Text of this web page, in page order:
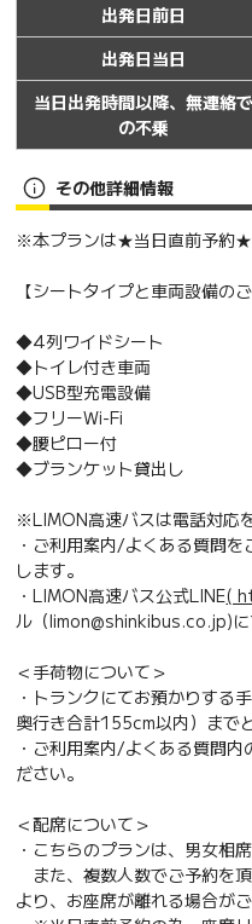
出発日前日
出発日当日
当日出発時間以降、無連絡で
の不乗
その他詳細情報
※本プランは★当日直前予約★
【シートタイプと車両設備のご
◆4列ワイドシート
◆トイレ付き車両
◆USB型充電設備
◆フリーWi-Fi
◆腰ピロー付
◆ブランケット貸出し
※LIMON高速バスは電話対応
・ご利用案内/よくある質問
します。
・LIMON高速バス公式LINE(
ル（limon@shinkibus.co.jp)に
＜手荷物について＞
・トランクにてお預かりする
奥行き合計155cm以内）まで
・ご利用案内/よくある質問
ださい。
＜配席について＞
・こちらのプランは、男女相
また、複数人数でご予約を
より、お座席が離れる場合がご